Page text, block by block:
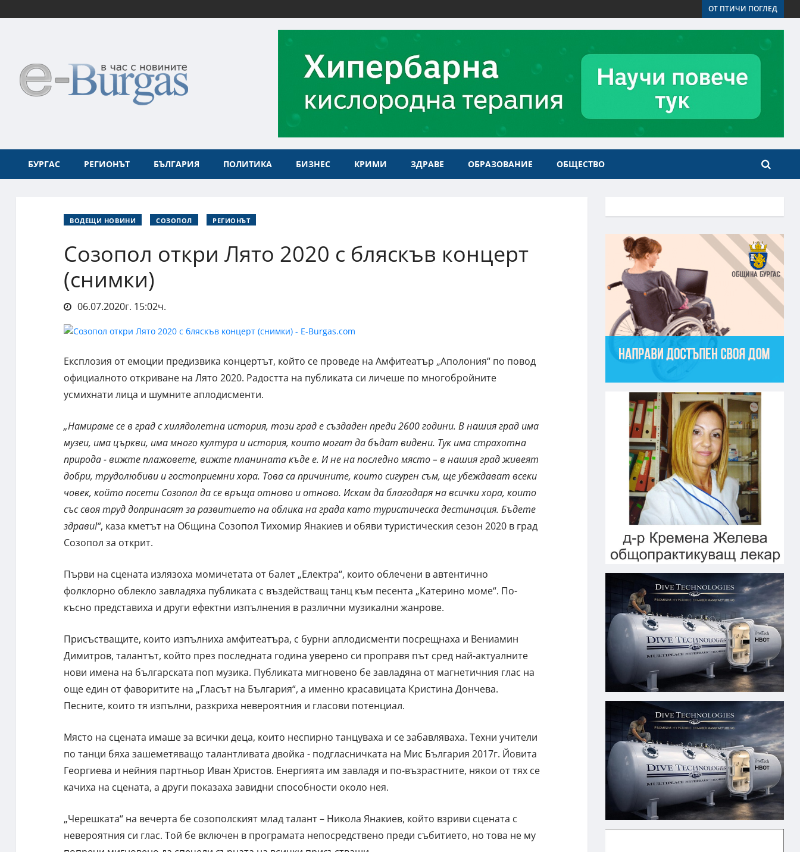
ОТ ПТИЧИ ПОГЛЕД
БУРГАС РЕГИОНЪТ БЪЛГАРИЯ ПОЛИТИКА БИЗНЕС КРИМИ ЗДРАВЕ ОБРАЗОВАНИЕ ОБЩЕСТВО
ВОДЕЩИ НОВИНИ СОЗОПОЛ РЕГИОНЪТ
Созопол откри Лято 2020 с бляскъв концерт
(снимки)
06.07.2020г. 15:02ч.
Експлозия от емоции предизвика концертът, който се проведе на Амфитеатър „Аполония“ по повод
официалното откриване на Лято 2020. Радостта на публиката си личеше по многобройните
усмихнати лица и шумните аплодисменти.
„Намираме се в град с хилядолетна история, този град е създаден преди 2600 години. В нашия град има
музеи, има църкви, има много култура и история, които могат да бъдат видени. Тук има страхотна
природа - вижте плажовете, вижте планината къде е. И не на последно място – в нашия град живеят
добри, трудолюбиви и гостоприемни хора. Това са причините, които сигурен съм, ще убеждават всеки
човек, който посети Созопол да се връща отново и отново. Искам да благодаря на всички хора, които
със своя труд допринасят за развитието на облика на града като туристическа дестинация. Бъдете
здрави!“, каза кметът на Община Созопол Тихомир Янакиев и обяви туристическия сезон 2020 в град
Созопол за открит.
Първи на сцената излязоха момичетата от балет „Електра“, които облечени в автентично
фолклорно облекло завладяха публиката с въздействащ танц към песента „Катерино моме“. По-
късно представиха и други ефектни изпълнения в различни музикални жанрове.
Присъстващите, които изпълниха амфитеатъра, с бурни аплодисменти посрещнаха и Вениамин
Димитров, талантът, който през последната година уверено си проправя път сред най-актуалните
нови имена на българската поп музика. Публиката мигновено бе завладяна от магнетичния глас на
още един от фаворитите на „Гласът на България“, а именно красавицата Кристина Дончева.
Песните, които тя изпълни, разкриха невероятния и гласови потенциал.
Място на сцената имаше за всички деца, които неспирно танцуваха и се забавляваха. Техни учители
по танци бяха зашеметяващо талантливата двойка - подгласничката на Мис България 2017г. Йовита
Георгиева и нейния партньор Иван Христов. Енергията им завладя и по-възрастните, някои от тях се
качиха на сцената, а други показаха завидни способности около нея.
„Черешката“ на вечерта бе созополският млад талант – Никола Янакиев, който взриви сцената с
невероятния си глас. Той бе включен в програмата непосредствено преди събитието, но това не му